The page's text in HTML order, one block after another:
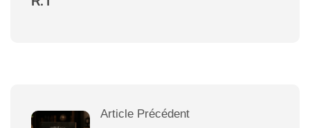
Article Précédent